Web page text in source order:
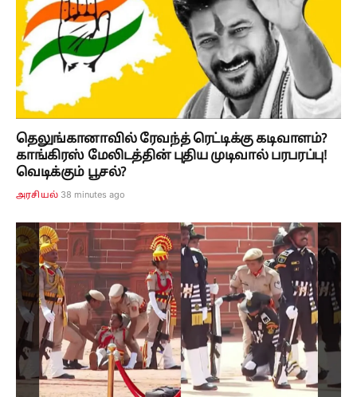
தெலுங்கானாவில் ரேவந்த் ரெட்டிக்கு கடிவாளம்?
காங்கிரஸ் மேலிடத்தின் புதிய முடிவால் பரபரப்பு!
வெடிக்கும் பூசல்?
அரசியல் 38 minutes ago